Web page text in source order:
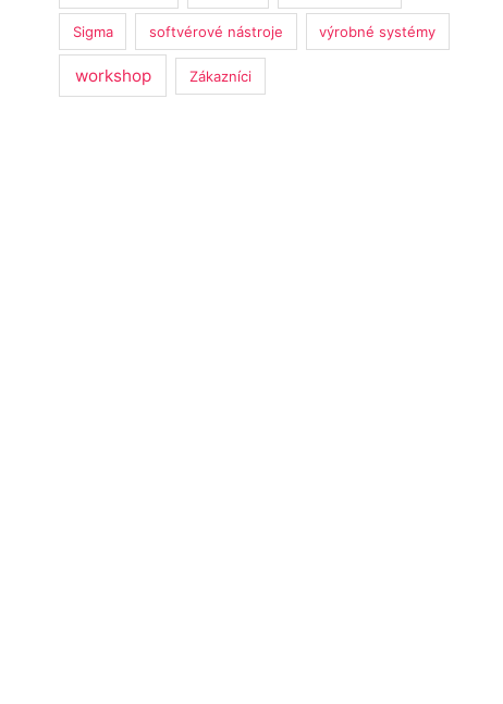
Sigma softvérové nástroje výrobné systémy
workshop Zákazníci